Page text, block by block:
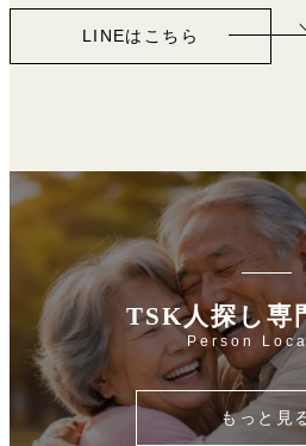
LINEはこちら
TSK人探し専
Person
もっと見